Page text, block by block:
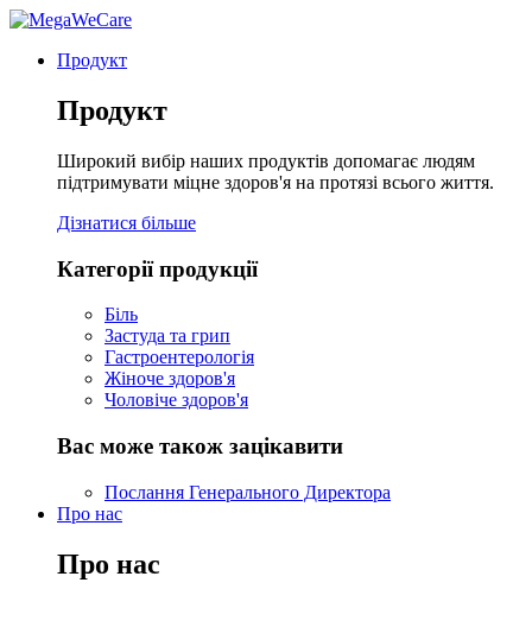
Продукт
Продукт
Широкий вибір наших продуктів допомагає людям
підтримувати міцне здоров'я на протязі всього життя.
Дізнатися більше
Категорії продукції
Біль
Застуда та грип
Гастроентерологія
Жіноче здоров'я
Чоловіче здоров'я
Вас може також зацікавити
Послання Генерального Директора
Про нас
Про нас